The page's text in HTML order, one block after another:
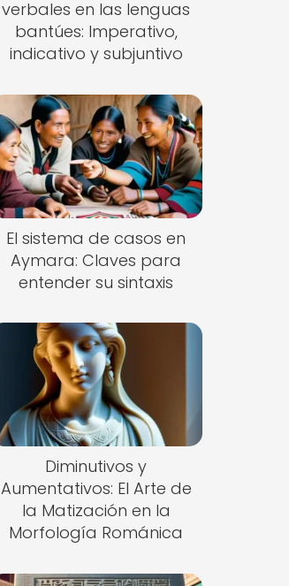
verbales en las lenguas
bantúes: Imperativo,
indicativo y subjuntivo
El sistema de casos en
Aymara: Claves para
entender su sintaxis
Diminutivos y
Aumentativos: El Arte de
la Matización en la
Morfología Románica